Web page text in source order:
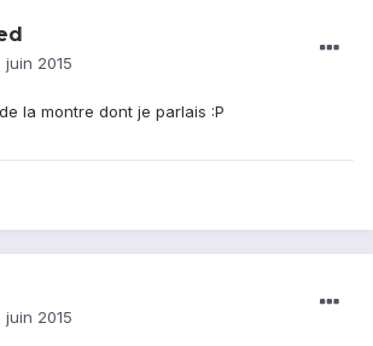
juin 2015
la montre dont je parlais :P
juin 2015